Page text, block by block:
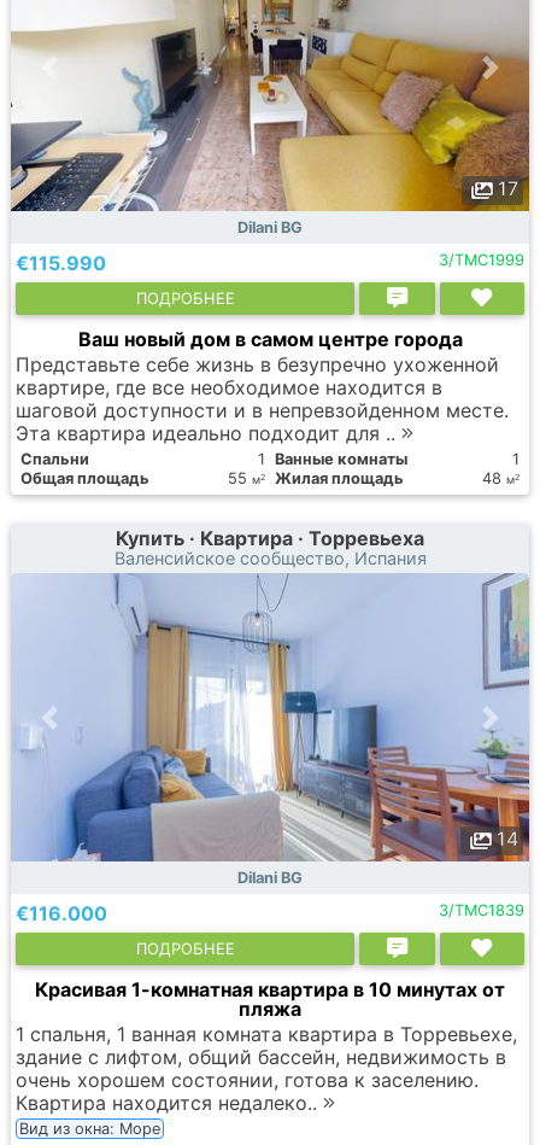
17
Dilani BG
€115.990 3/TMC1999
ПОДРОБНЕЕ
Ваш новый дом в самом центре города
Представьте себе жизнь в безупречно ухоженной
квартире, где все необходимое находится в
шаговой доступности и в непревзойденном месте.
Эта квартира идеально подходит для ..
Спальни 1 Ванные комнаты
1
Общая площадь
55 м2 Жилая площадь 48 м2
Купить · Квартира · Торревьеха
Валенсийское сообщество, Испания
14
Dilani BG
€116.000 3/TMC1839
ПОДРОБНЕЕ
Красивая 1-комнатная квартира в 10 минутах от
пляжа
1 спальня, 1 ванная комната квартира в Торревьехе,
здание с лифтом, общий бассейн, недвижимость в
очень хорошем состоянии, готова к заселению.
Квартира находится недалеко..
Вид из окна: Море